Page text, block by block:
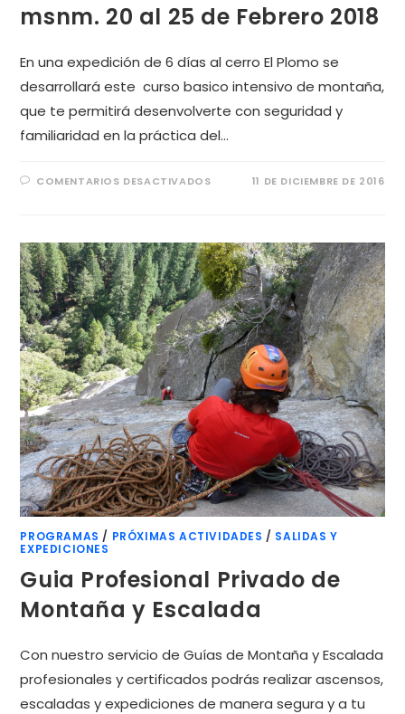
msnm. 20 al 25 de Febrero 2018
En una expedición de 6 días al cerro El Plomo se
desarrollará este curso basico intensivo de montaña,
que te permitirá desenvolverte con seguridad y
familiaridad en la práctica del…
COMENTARIOS DESACTIVADOS 11 DE DICIEMBRE DE 2016
PROGRAMAS / PRÓXIMAS ACTIVIDADES / SALIDAS Y
EXPEDICIONES
Guia Profesional Privado de
Montaña y Escalada
Con nuestro servicio de Guías de Montaña y Escalada
profesionales y certificados podrás realizar ascensos,
escaladas y expediciones de manera segura y a tu